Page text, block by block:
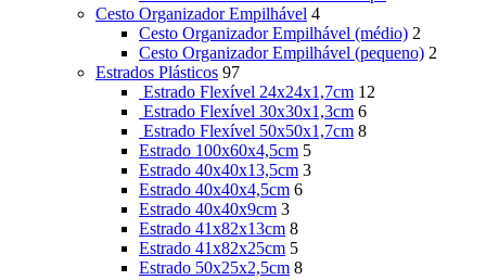
Cesto Organizador Empilhável 4
Cesto Organizador Empilhável (médio) 2
Cesto Organizador Empilhável (pequeno) 2
Estrados Plásticos 97
Estrado Flexível 24x24x1,7cm 12
Estrado Flexível 30x30x1,3cm 6
Estrado Flexível 50x50x1,7cm 8
Estrado 100x60x4,5cm 5
Estrado 40x40x13,5cm 3
Estrado 40x40x4,5cm 6
Estrado 40x40x9cm 3
Estrado 41x82x13cm 8
Estrado 41x82x25cm 5
Estrado 50x25x2,5cm 8